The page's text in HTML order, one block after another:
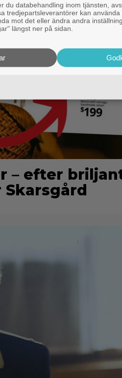
– efter
du databehandling inom tjänsten,
tredjepartsleverantörer kan
mot det eller ändra andra
längst ner på sidan.